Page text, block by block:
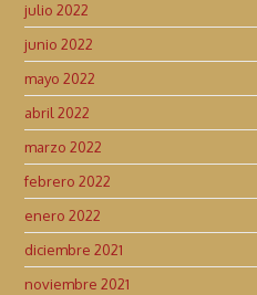
julio 2022
junio 2022
mayo 2022
abril 2022
marzo 2022
febrero 2022
enero 2022
diciembre 2021
noviembre 2021